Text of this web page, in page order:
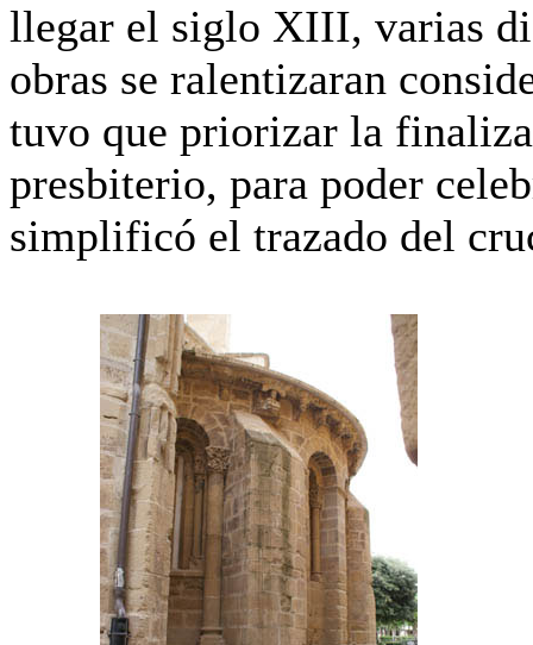
llegar el siglo XIII, varias
obras se ralentizaran
tuvo que priorizar la
presbiterio, para poder
simplificó el trazado del